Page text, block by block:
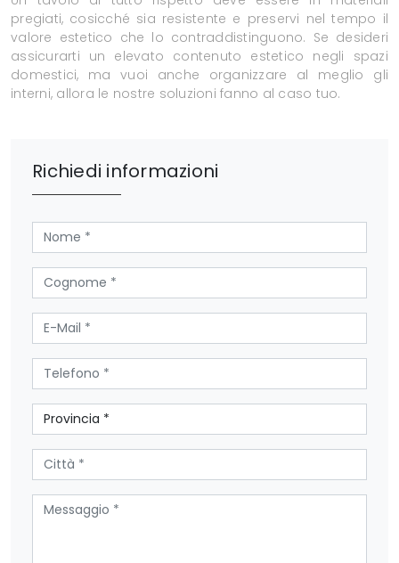
pregiati, cosicché sia resistente e preservi nel tempo il
valore estetico che lo contraddistinguono. Se desideri
assicurarti un elevato contenuto estetico negli spazi
domestici, ma vuoi anche organizzare al meglio gli
interni, allora le nostre soluzioni fanno al caso tuo.
Richiedi informazioni